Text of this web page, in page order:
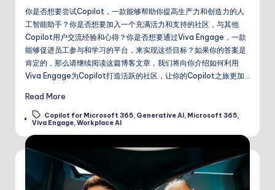
你是否想要尝试Copilot，一款能够帮助你提高生产力和创造力的人
工智能助手？你是否想要加入一个充满活力和支持的社区，与其他
Copilot用户交流经验和心得？你是否想要通过Viva Engage，一款
能够促进员工参与和学习的平台，来实现这些目标？如果你的答案是
肯定的，那么请继续阅读这篇博客文章，我们将向你介绍如何利用
Viva Engage为Copilot打造活跃的社区，让你的Copilot之旅更加…
Read More
Tags: Copilot for Microsoft 365, Generative AI, Microsoft 365,
Viva Engage,Workplace AI